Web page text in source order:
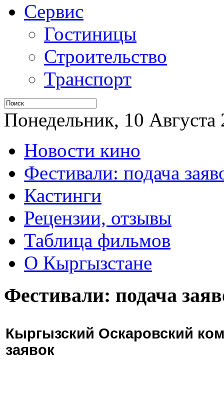
Сервис
Гостиницы
Строительство
Транспорт
Понедельник, 10 Августа
Новости кино
Фестивали: подача
Кастинги
Рецензии, отзывы
Таблица фильмов
О Кыргызстане
Фестивали: подача
Кыргызский Оскаровский
заявок